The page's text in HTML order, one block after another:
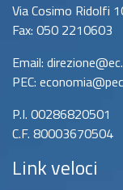
Via Cosimo Ridolfi
Fax: 050 2210603
Email:
PEC:
P.I. 00286820501
C.F. 80003670504
Link veloci